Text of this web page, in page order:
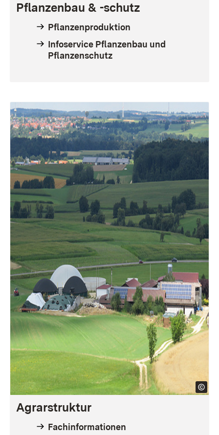
Pflanzenbau & -schutz
Pflanzenproduktion
Infoservice Pflanzenbau und
Pflanzenschutz
Agrarstruktur
Fachinformationen